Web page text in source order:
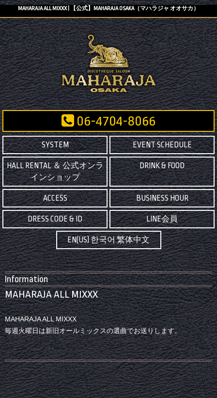
MAHARAJA ALL MIXXX | 【公式】MAHARAJA OSAKA（マハラジャ オオサカ）
06-4704-8066
SYSTEM EVENT SCHEDULE
HALL RENTAL ＆ 公式オンラ
インショップ
DRINK & FOOD
ACCESS BUSINESS HOUR
DRESS CODE & ID LINE会員
EN(US) 한국어 繁体中文
Information
MAHARAJA ALL MIXXX
MAHARAJA ALL MIXXX
毎週火曜日は新旧オールミックスの選曲でお送りします。